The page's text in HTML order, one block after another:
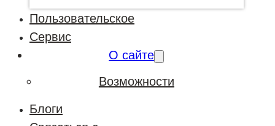
Пользовательское
Сервис
О сайте
Возможности
Блоги